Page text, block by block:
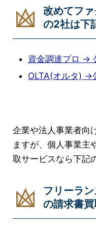
改めてフ
の2社は下
資金調達プロ →
OLTA(オルタ) →
企業や法人事業者向
ますが、個人事業主
取サービスなら下記
フリーラ
の請求書